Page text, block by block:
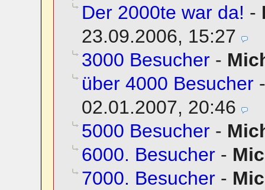
Der 2000te war da! -
23.09.2006, 15:27
3000 Besucher-
über 4000 Besucher
02.01.2007, 20:46
5000 Besucher-
6000. Besucher-
7000. Besucher-